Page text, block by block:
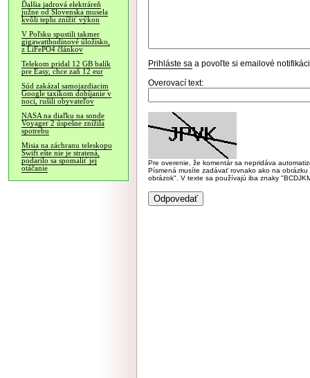
Ďalšia jadrová elektráreň
južne od Slovenska musela
kvôli teplu znížiť výkon
V Poľsku spustili takmer
gigawatthodinové úložisko,
z LiFePO4 článkov
Telekom pridal 12 GB balík
pre Easy, chce zaň 12 eur
Súd zakázal samojazdiacim
Google taxíkom dobíjanie v
noci, rušili obyvateľov
NASA na diaľku na sonde
Voyager 2 úspešne znížila
spotrebu
Misia na záchranu teleskopu
Swift ešte nie je stratená,
podarilo sa spomaliť jej
otáčanie
Prihláste sa a povoľte si emailové
Overovací text:
Pre overenie, že komentár sa nepridáva
Písmená musíte zadávať rovnako ako na
obrázok". V texte sa používajú iba znaky